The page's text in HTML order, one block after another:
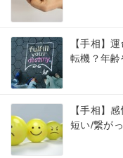
【手相】
転機？年齢
【手相】
短い/繋が